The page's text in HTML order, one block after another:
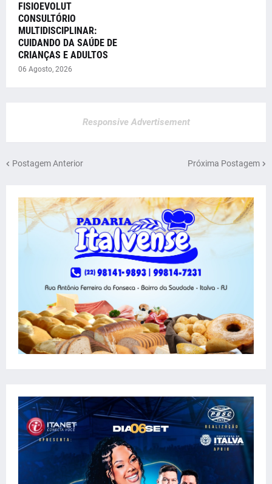
FISIOEVOLUT
CONSULTÓRIO
MULTIDISCIPLINAR:
CUIDANDO DA SAÚDE DE
CRIANÇAS E ADULTOS
06 Agosto, 2026
Responsive Advertisement
Postagem Anterior Próxima Postagem